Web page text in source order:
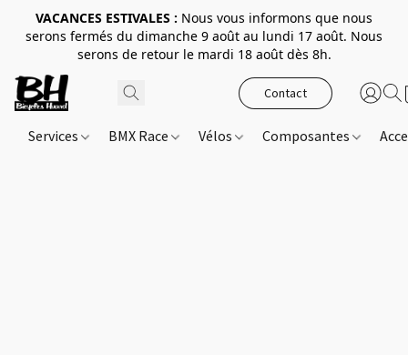
VACANCES ESTIVALES : Nous vous informons que nous
serons fermés du dimanche 9 août au lundi 17 août. Nous
serons de retour le mardi 18 août dès 8h.
Contact
Services BMX Race Vélos Composantes